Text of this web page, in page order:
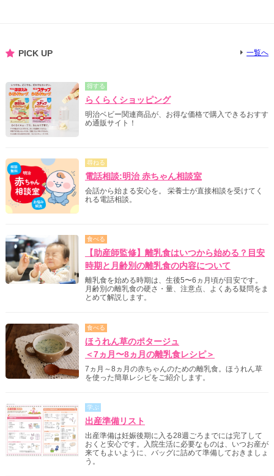
PICK UP 一覧へ
得する
らくらくショッピング
明治ベビー関連商品が、お得な価格で購入できるおすす
め通販サイト！
尋ねる
電話相談:明治 赤ちゃん相談室
会話から始まる安心を。 栄養士が直接相談を受けてく
れる電話相談。
食べる
【助産師監修】離乳食はいつから始める？目安
時期と月齢別の離乳食の内容について
離乳食を始める時期は、生後5〜6ヵ月頃が目安です。
月齢別の離乳食の硬さ・量、注意点、よくある疑問をま
とめて解説します。
食べる
ほうれん草のポタージュ
＜7ヵ月〜8ヵ月の離乳食レシピ＞
7ヵ月～8ヵ月の赤ちゃんのための離乳食。ほうれん草
を使った簡単レシピをご紹介します。
学ぶ
出産準備リスト
出産準備は妊娠後期に入る28週ごろまでには完了して
おくと安心です。入院生活に必要なものは、いつお産が
来てもよいように、バッグに詰めて準備しておきましょ
う。